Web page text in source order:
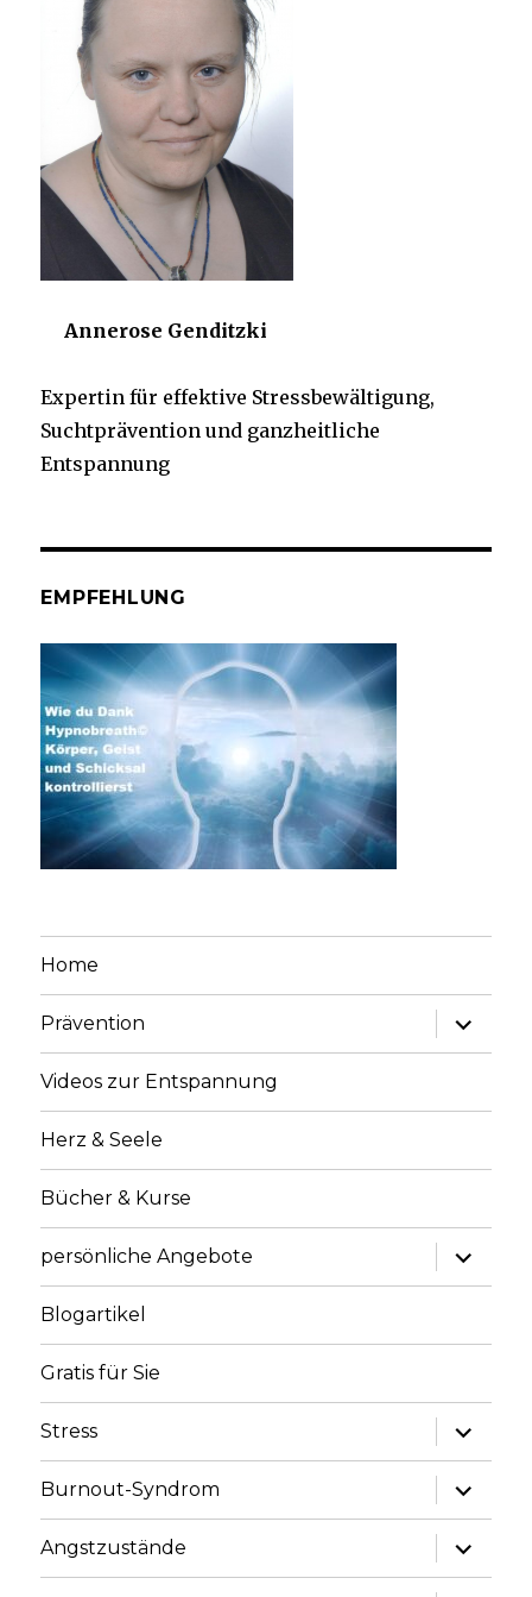
Annerose Genditzki
Expertin für effektive Stressbewältigung,
Suchtprävention und ganzheitliche
Entspannung
EMPFEHLUNG
Home
Prävention
Videos zur Entspannung
Herz & Seele
Bücher & Kurse
persönliche Angebote
Blogartikel
Gratis für Sie
Stress
Burnout-Syndrom
Angstzustände